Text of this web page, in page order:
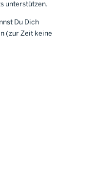
unterstützen.
Du Dich
(zur Zeit keine